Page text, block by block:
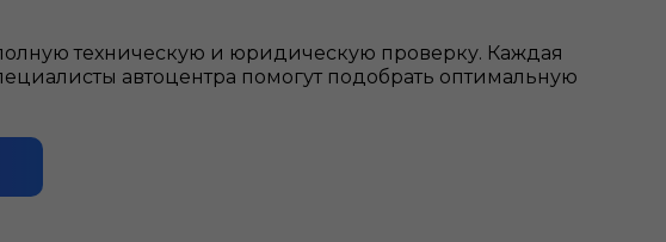
техническую и юридическую проверку. Каждая
автоцентра помогут подобрать оптимальную